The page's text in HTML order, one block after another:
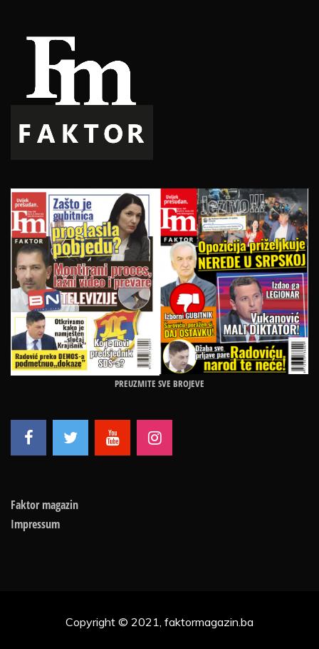
PREUZMITE SVE BROJEVE
Faktor magazin
Impressum
Copyright © 2021, faktormagazin.ba